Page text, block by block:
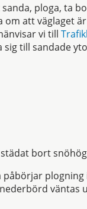
ploga, ta
att väglaget
vi till
till sandade
bort
plogning
väntas